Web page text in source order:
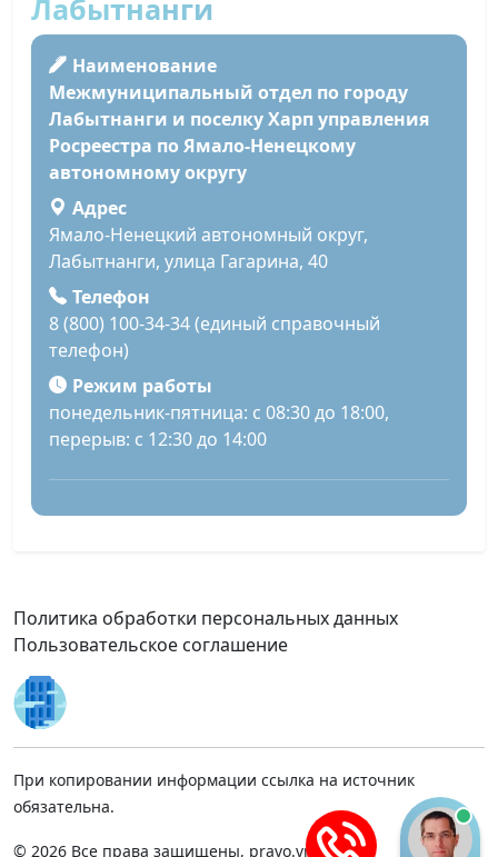
Лабытнанги
Наименование
Межмуниципальный отдел по городу
Лабытнанги и поселку Харп управления
Росреестра по Ямало-Ненецкому
автономному округу
Адрес
Ямало-Ненецкий автономный округ,
Лабытнанги, улица Гагарина, 40
Телефон
8 (800) 100-34-34 (единый справочный
телефон)
Режим работы
понедельник-пятница: с 08:30 до 18:00,
перерыв: с 12:30 до 14:00
Политика обработки персональных данных
Пользовательское соглашение
При копировании информации ссылка на источник
обязательна.
© 2026 Все права защищены, pravo.vnmsk.ru.